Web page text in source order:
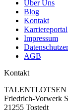
Über Uns
Blog
Kontakt
Karriereportal
Impressum
AGB
Kontakt
TALENTLOTSEN
Friedrich-Vorwerk
21255 Tostedt